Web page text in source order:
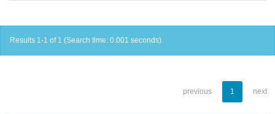
Results 1-1 of 1 (Search time: 0.001 seconds).
previous 1 next